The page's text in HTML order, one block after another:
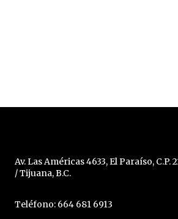
Av. Las Américas 4633, El Paraíso, C.P.
/ Tijuana, B.C.
Teléfono: 664 681 6913